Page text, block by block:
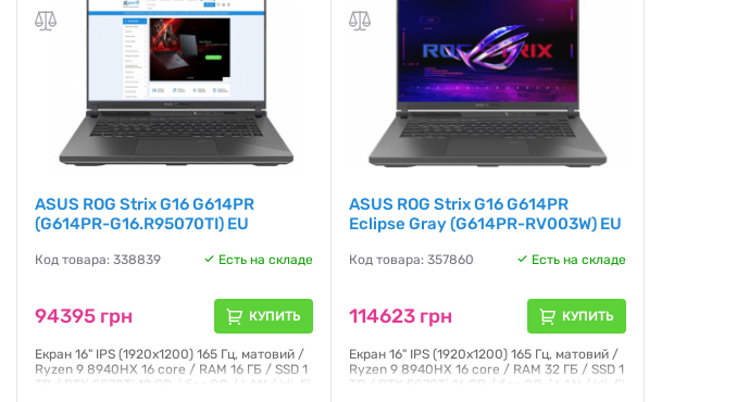
ASUS ROG Strix G16 G614PR
(G614PR-G16.R95070TI) EU
Код товара: 338839 Есть на складе
94395 грн КУПИТЬ
Екран 16" IPS (1920x1200) 165 Гц, матовий /
Ryzen 9 8940HX 16 core / RAM 16 ГБ / SSD 1
TB / RTX 5070Ti 12 GB / без ОД / LAN / Wi-Fi
ASUS ROG Strix G16 G614PR
Eclipse Gray (G614PR-RV003W) EU
Код товара: 357860 Есть на складе
114623 грн КУПИТЬ
Екран 16" IPS (1920x1200) 165 Гц, матовий /
Ryzen 9 8940HX 16 core / RAM 32 ГБ / SSD 1
TB / RTX 5070Ti 16 GB / без ОД / LAN / Wi-Fi